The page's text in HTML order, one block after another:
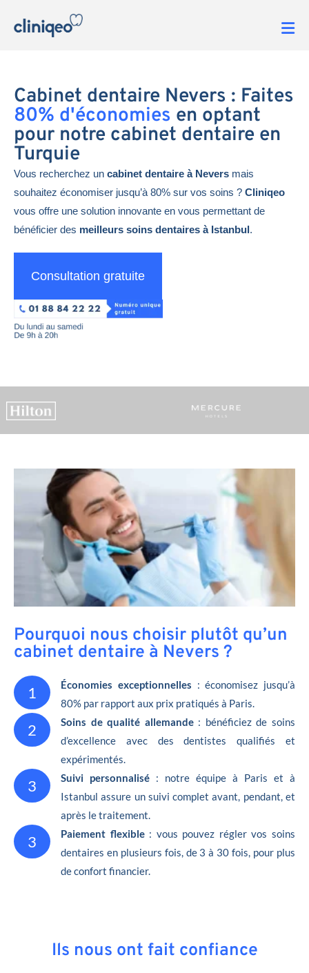
Cabinet dentaire Nevers : Faites
80% d'économies en optant
pour notre cabinet dentaire en
Turquie
Vous recherchez un cabinet dentaire à Nevers mais
souhaitez économiser jusqu’à 80% sur vos soins ? Cliniqeo
vous offre une solution innovante en vous permettant de
bénéficier des meilleurs soins dentaires à Istanbul.
Consultation gratuite
Pourquoi nous choisir plutôt qu’un
cabinet dentaire à Nevers ?
1 Économies exceptionnelles : économisez jusqu’à
80% par rapport aux prix pratiqués à Paris.
2 Soins de qualité allemande: bénéficiez de soins
d’excellence avec des dentistes qualifiés et
expérimentés.
3 Suivi personnalisé : notre équipe à Paris et à
Istanbul assure un suivi complet avant, pendant, et
après le traitement.
3 Paiement flexible: vous pouvez régler vos soins
dentaires en plusieurs fois, de 3 à 30 fois, pour plus
de confort financier.
Ils nous ont fait confiance